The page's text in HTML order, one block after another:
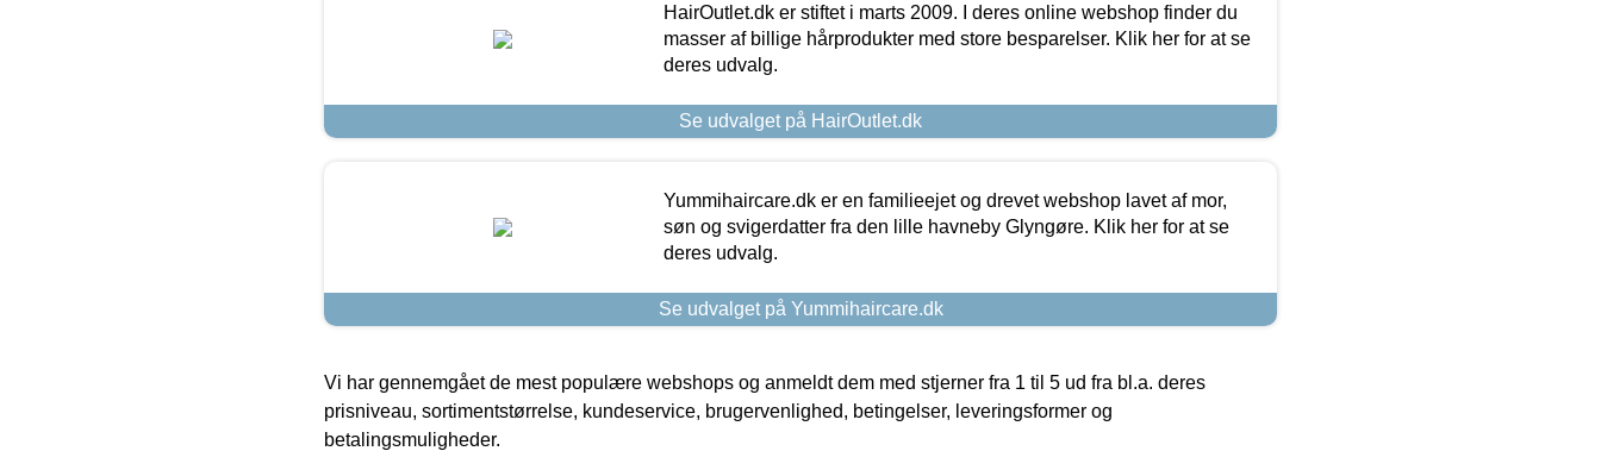
HairOutlet.dk er stiftet i marts 2009. I deres online webshop finder du
masser af billige hårprodukter med store besparelser. Klik her for at se
deres udvalg.
Se udvalget på HairOutlet.dk
Yummihaircare.dk er en familieejet og drevet webshop lavet af mor,
søn og svigerdatter fra den lille havneby Glyngøre. Klik her for at se
deres udvalg.
Se udvalget på Yummihaircare.dk
Vi har gennemgået de mest populære webshops og anmeldt dem med stjerner fra 1 til 5 ud fra bl.a. deres
prisniveau, sortimentstørrelse, kundeservice, brugervenlighed, betingelser, leveringsformer og
betalingsmuligheder.